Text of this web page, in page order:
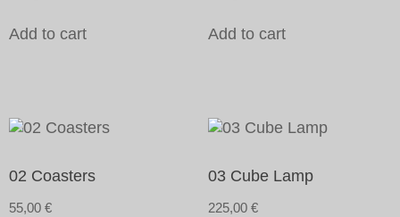
Add to cart Add to cart
02 Coasters
55,00 €
03 Cube Lamp
225,00 €